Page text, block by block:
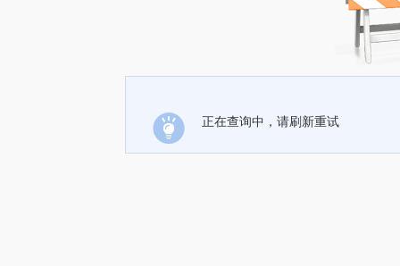
正在查询中，请刷新重试